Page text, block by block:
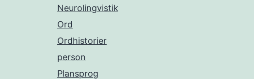
Neurolingvistik
Ord
Ordhistorier
person
Plansprog